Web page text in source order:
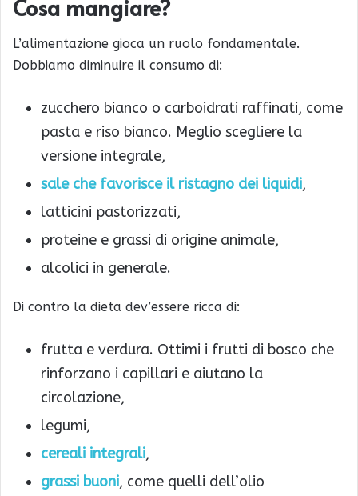
Cosa mangiare?
L’alimentazione gioca un ruolo fondamentale.
Dobbiamo diminuire il consumo di:
zucchero bianco o carboidrati raffinati, come
pasta e riso bianco. Meglio scegliere la
versione integrale,
sale che favorisce il ristagno dei liquidi,
latticini pastorizzati,
proteine e grassi di origine animale,
alcolici in generale.
Di contro la dieta dev’essere ricca di:
frutta e verdura. Ottimi i frutti di bosco che
rinforzano i capillari e aiutano la
circolazione,
legumi,
cereali integrali,
grassi buoni, come quelli dell’olio